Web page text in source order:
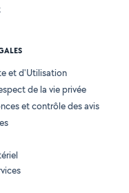
et d'Utilisation
de la vie privée
et contrôle des avis